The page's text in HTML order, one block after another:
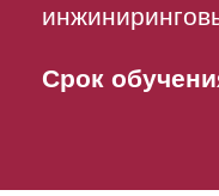
Срок